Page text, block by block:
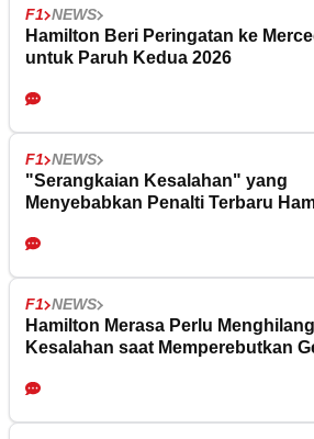
F1 NEWS
Hamilton Beri Peringatan ke
untuk Paruh Kedua 2026
F1 NEWS
"Serangkaian Kesalahan" yang
Menyebabkan Penalti Terbaru
F1 NEWS
Hamilton Merasa Perlu
Kesalahan saat Memperebutkan